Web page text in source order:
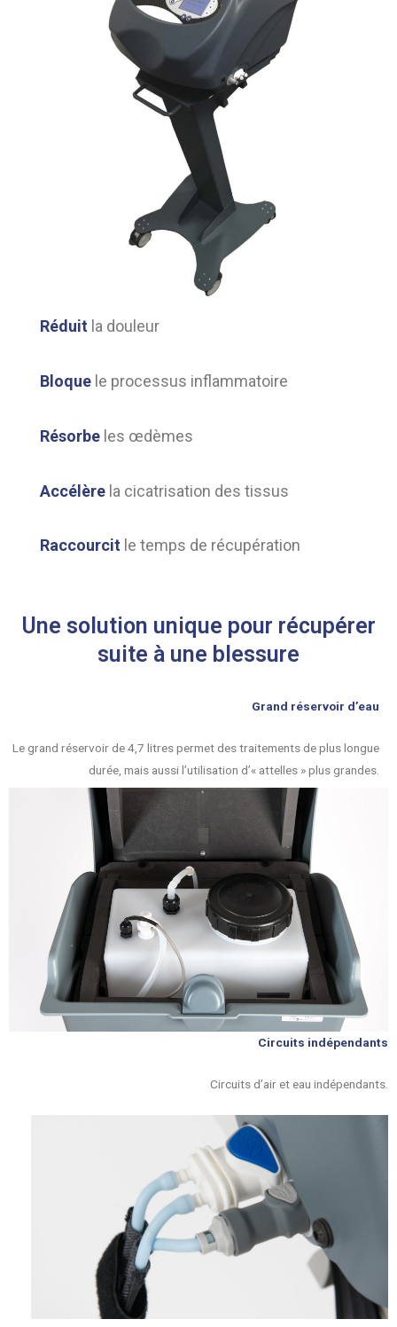
Réduit la douleur
Bloque le processus inflammatoire
Résorbe les œdèmes
Accélère la cicatrisation des tissus
Raccourcit le temps de récupération
Une solution unique pour récupérer
suite à une blessure
Grand réservoir d’eau
Le grand réservoir de 4,7 litres permet des traitements de plus longue
durée, mais aussi l’utilisation d’« attelles » plus grandes.
Circuits indépendants
Circuits d’air et eau indépendants.